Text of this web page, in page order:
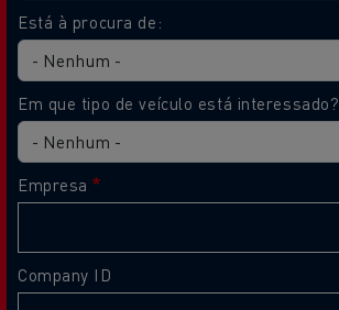
Está à procura de:
Em que tipo de veículo está interessado?
Empresa
Company ID